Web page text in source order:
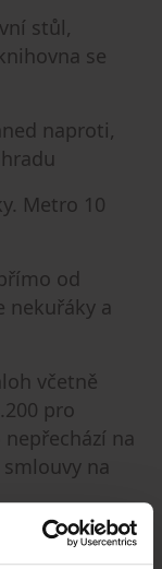
stůl,
se
naproti,
Metro 10
od
nekuřáky a
včetně
pro
na
na
kontaktujte